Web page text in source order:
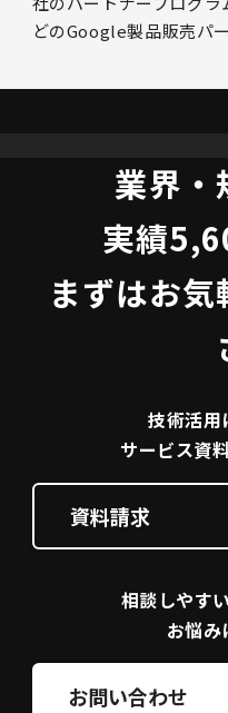
どのGoogle製品販売パ
業界・
実績
まずはお
技術活用
サービス資
資料請求
相談しやすい
お悩み
お問い合わせ